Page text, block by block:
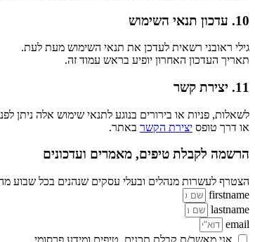
10. עדכון תנאי השימוש
גילי ראובני רשאית לעדכן את תנאי השימוש מעת לעת.
תאריך העדכון האחרון יופיע בראש עמוד זה.
11. יצירת קשר
לשאלות, פניות או בירורים בנוגע לתנאי שימוש אלה ניתן
או דרך טופס יצירת הקשר באתר.
הרשמה לקבלת טיפים, מאמרים ועדכונים
הצטרף לעשרות מנהלים ובעלי עסקים שנהנים בכל שבוע
firstname
lastname
email